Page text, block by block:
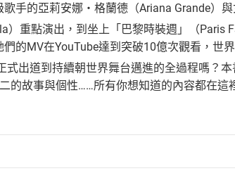
手的亞莉安娜・格蘭德（Ariana Grande）
）重點演出，到坐上「巴黎時裝週」（Paris
的MV在YouTube達到突破10億次觀看，世
式出道到持續朝世界舞台邁進的全過程嗎？
的故事與個性……所有你想知道的內容都在